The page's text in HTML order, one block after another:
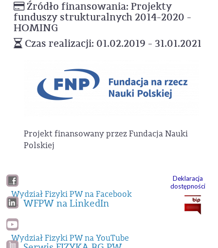
Źródło finansowania: Projekty
funduszy strukturalnych 2014-2020 -
HOMING
Czas realizacji: 01.02.2019 - 31.01.2021
Projekt finansowany przez Fundacja Nauki
Polskiej
Wydział Fizyki PW na Facebook
WFPW na LinkedIn
Wydział Fizyki PW na YouTube
Deklaracja
dostępności